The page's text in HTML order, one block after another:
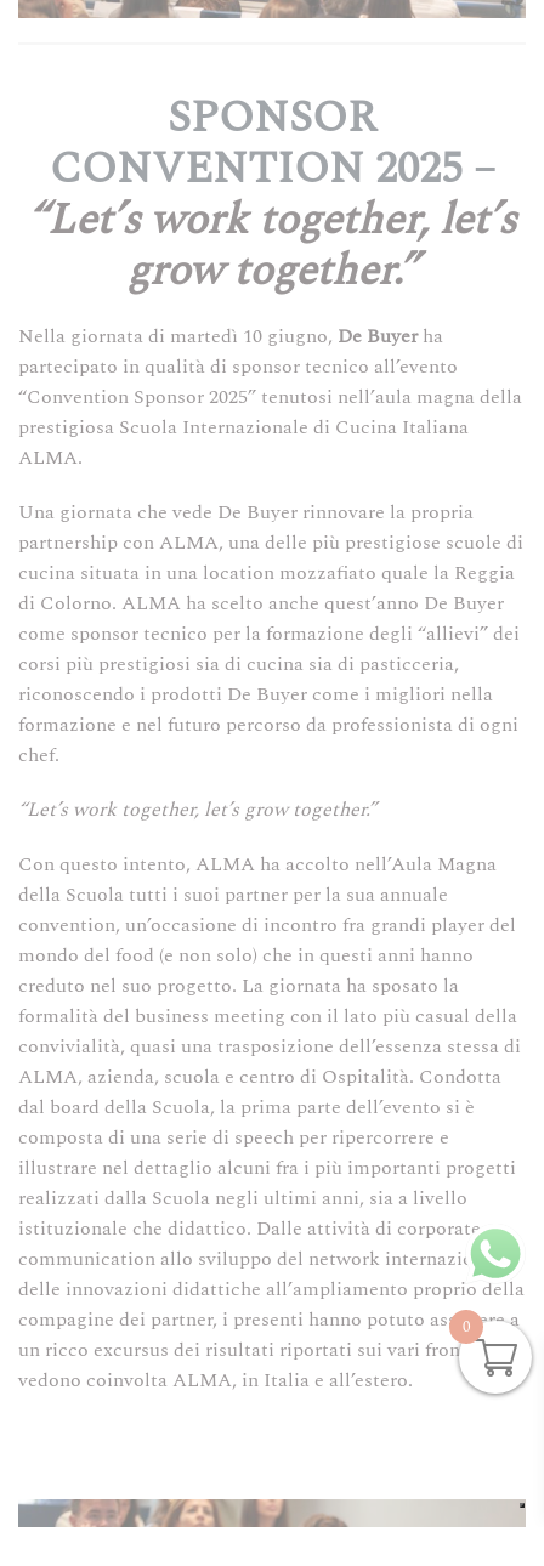
SPONSOR
CONVENTION 2025 –
“Let’s work together, let’s
grow together.”
Nella giornata di martedì 10 giugno, De Buyerha
partecipato in qualità di sponsor tecnico all’evento
“Convention Sponsor 2025” tenutosi nell’aula magna della
prestigiosa Scuola Internazionale di Cucina Italiana
ALMA.
Una giornata che vede De Buyer rinnovare la propria
partnership con ALMA, una delle più prestigiose scuole di
cucina situata in una location mozzafiato quale la Reggia
di Colorno. ALMA ha scelto anche quest’anno De Buyer
come sponsor tecnico per la formazione degli “allievi” dei
corsi più prestigiosi sia di cucina sia di pasticceria,
riconoscendo i prodotti De Buyer come i migliori nella
formazione e nel futuro percorso da professionista di ogni
chef.
“Let’s work together, let’s grow together.”
Con questo intento, ALMA ha accolto nell’Aula Magna
della Scuola tutti i suoi partner per la sua annuale
convention, un’occasione di incontro fra grandi player del
mondo del food (e non solo) che in questi anni hanno
creduto nel suo progetto. La giornata ha sposato la
formalità del business meeting con il lato più casual della
convivialità, quasi una trasposizione dell’essenza stessa di
ALMA, azienda, scuola e centro di Ospitalità. Condotta
dal board della Scuola, la prima parte dell’evento si è
composta di una serie di speech per ripercorrere e
illustrare nel dettaglio alcuni fra i più importanti progetti
realizzati dalla Scuola negli ultimi anni, sia a livello
istituzionale che didattico. Dalle attività di corporate
communication allo sviluppo del network internazionale,
delle innovazioni didattiche all’ampliamento proprio della
compagine dei partner, i presenti hanno potuto assistere a
un ricco excursus dei risultati riportati sui vari fronti che
vedono coinvolta ALMA, in Italia e all’estero.
0